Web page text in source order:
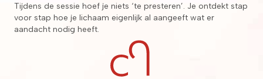
Tijdens de sessie hoef je niets ‘te presteren’. Je ontdekt stap
voor stap hoe je lichaam eigenlijk al aangeeft wat er
aandacht nodig heeft.